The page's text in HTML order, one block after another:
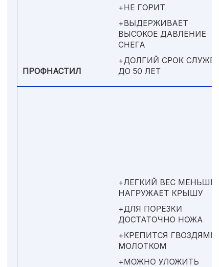
ПРОФНАСТИЛ
+НЕ ГОРИТ
+ВЫДЕРЖИВАЕТ
ВЫСОКОЕ ДАВЛЕНИЕ
СНЕГА
+ДОЛГИЙ СРОК
ДО 50 ЛЕТ
+ЛЕГКИЙ ВЕС МЕНЬШЕ
НАГРУЖАЕТ КРЫШУ
+ДЛЯ ПОРЕЗКИ
ДОСТАТОЧНО НОЖА
+КРЕПИТСЯ ГВОЗДЯМИ
МОЛОТКОМ
+МОЖНО УЛОЖИТЬ